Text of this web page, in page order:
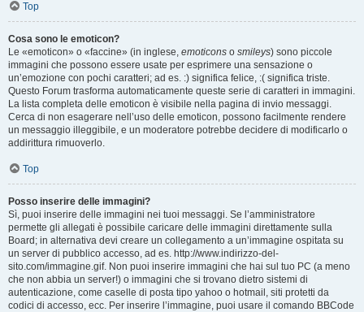
Top
Cosa sono le emoticon?
Le «emoticon» o «faccine» (in inglese, emoticons o smileys) sono piccole
immagini che possono essere usate per esprimere una sensazione o
un’emozione con pochi caratteri; ad es. :) significa felice, :( significa triste.
Questo Forum trasforma automaticamente queste serie di caratteri in immagini.
La lista completa delle emoticon è visibile nella pagina di invio messaggi.
Cerca di non esagerare nell’uso delle emoticon, possono facilmente rendere
un messaggio illeggibile, e un moderatore potrebbe decidere di modificarlo o
addirittura rimuoverlo.
Top
Posso inserire delle immagini?
Sì, puoi inserire delle immagini nei tuoi messaggi. Se l’amministratore
permette gli allegati è possibile caricare delle immagini direttamente sulla
Board; in alternativa devi creare un collegamento a un’immagine ospitata su
un server di pubblico accesso, ad es. http://www.indirizzo-del-
sito.com/immagine.gif. Non puoi inserire immagini che hai sul tuo PC (a meno
che non abbia un server!) o immagini che si trovano dietro sistemi di
autenticazione, come caselle di posta tipo yahoo o hotmail, siti protetti da
codici di accesso, ecc. Per inserire l’immagine, puoi usare il comando BBCode